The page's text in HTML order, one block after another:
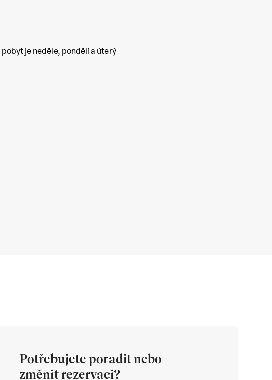
je neděle, pondělí a úterý
Potřebujete poradit nebo
změnit rezervaci?